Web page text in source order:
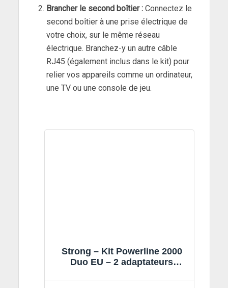
Brancher le second boîtier :Connectez le
second boîtier à une prise électrique de
votre choix, sur le même réseau
électrique. Branchez-y un autre câble
RJ45 (également inclus dans le kit) pour
relier vos appareils comme un ordinateur,
une TV ou une console de jeu.
Strong – Kit Powerline 2000
Duo EU – 2 adaptateurs